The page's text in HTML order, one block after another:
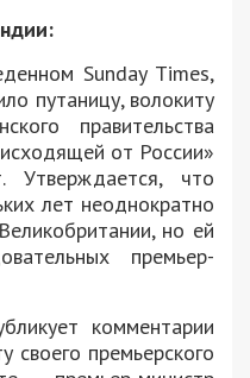
Sunday Times,
путаницу, волокиту
правительства
от России»
Утверждается, что
лет неоднократно
но ей
премьер-
комментарии
премьерского